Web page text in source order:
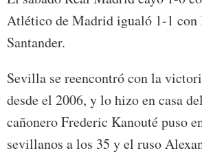
Atlético de Madrid igualó 1-1 con
Santander.
Sevilla se reencontró con la
desde el 2006, y lo hizo en casa
cañonero Frederic Kanouté puso
sevillanos a los 35 y el ruso